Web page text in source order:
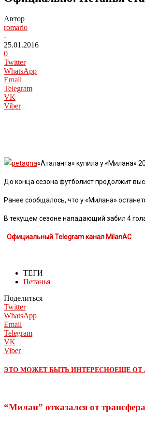
Автор
romario
-
25.01.2016
0
Twitter
WhatsApp
Email
Telegram
VK
Viber
«Аталанта» купила у «Милана»
До конца сезона футболист продолжит
Ранее сообщалось, что у «Милана»
В текущем сезоне нападающий забил 4
Официальный Telegram канал MilanAC
ТЕГИ
Петанья
Поделиться
Twitter
WhatsApp
Email
Telegram
VK
Viber
ЭТО МОЖЕТ БЫТЬ ИНТЕРЕСНОЕЩЕ ОТ
“Милан” отказался от